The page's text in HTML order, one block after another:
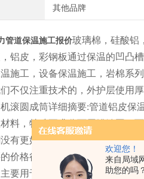
欢迎您！
来自局域
助您的吗
其他品牌
管道保温施工报价玻璃棉，硅酸铝
铝皮，彩钢板通过保温的凹凸
施工，设备保温施工，岩棉系
不仅注重技术的，外护层使用
滚圆成筒详细摘要:管道铝皮保
料，特殊要求分两层错缝固。
有更好的效果，所以在这之间
价格很低，不易开裂或脱皮,耐
要用于传输液体，具有那高温